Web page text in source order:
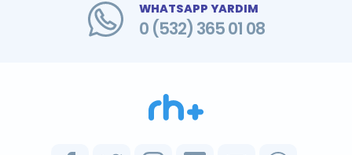
WHATSAPP YARDIM
0 (532) 365 01 08